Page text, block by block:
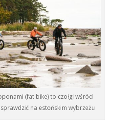
(fat bike) to czołgi wśród
na estońskim wybrzeżu